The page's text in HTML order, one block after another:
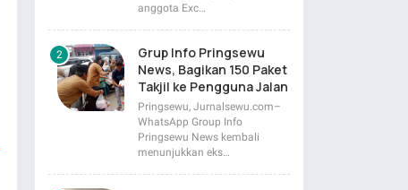
anggota Exc…
Grup Info Pringsewu
News, Bagikan 150 Paket
Takjil ke Pengguna Jalan
Pringsewu, Jurnalsewu.com–
WhatsApp Group Info
Pringsewu News kembali
menunjukkan eks…